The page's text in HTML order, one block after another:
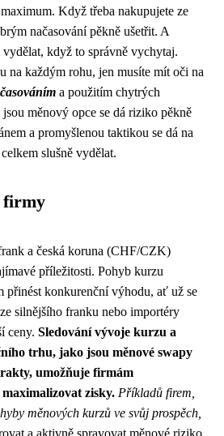
Když třeba nakupujete ze
načasování pěkně ušetřit. A
když to správně vychytaj.
na každým rohu, jen musíte mít oči na
a použitím chytrých
měnový opce se dá riziko pěkně
a promyšlenou taktikou se dá na
slušně vydělat.
firmy
a česká koruna (CHF/CZK)
příležitosti. Pohyb kurzu
konkurenční výhodu, ať už se
silnějšího franku nebo importéry
ceny. Sledování vývoje kurzu a
trhu, jako jsou měnové swapy
umožňuje firmám
zisky. Příkladů firem,
měnových kurzů ve svůj prospěch,
a aktivně spravovat měnové riziko.